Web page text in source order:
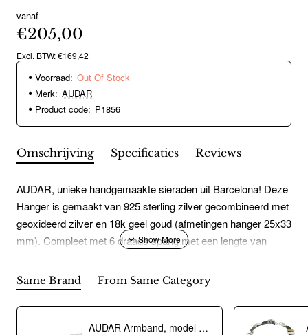
Out Of Stock
vanaf
€205,00
Excl. BTW: €169,42
Voorraad: Out Of Stock
Merk: AUDAR
Product code: P1856
Omschrijving Specificaties Reviews
AUDAR, unieke handgemaakte sieraden uit Barcelona! Deze
Hanger is gemaakt van 925 sterling zilver gecombineerd met
geoxideerd zilver en 18k geel goud (afmetingen hanger 25x33
mm). Compleet met 6 draads spang met een lengte van
Same Brand From Same Category
AUDAR Armband, model 1800 zilver met 18 krt goud (lengte 18cm) - 20379